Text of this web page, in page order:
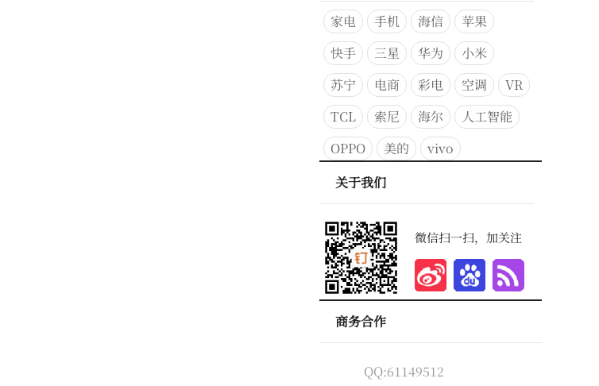
家电 手机 海信
苹果
快手
三星 华为
小米
苏宁
电商 彩电 空调
VR
TCL
索尼 海尔
人工智能
OPPO
美的
vivo
关于我们
微信扫一扫，加关注
商务合作
QQ:61149512